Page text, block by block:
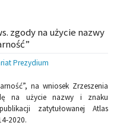
zgody na użycie nazwy
Prezydium
na wniosek Zrzeszenia
na użycie nazwy i znaku
zatytułowanej Atlas
2020.